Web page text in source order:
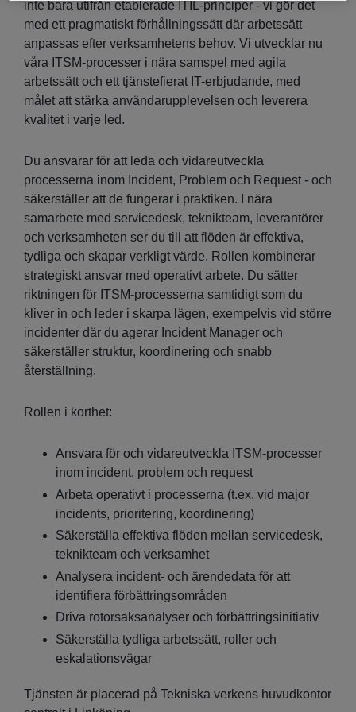
inte bara utifrån etablerade ITIL-principer - vi gör det
med ett pragmatiskt förhållningssätt där arbetssätt
anpassas efter verksamhetens behov. Vi utvecklar nu
våra ITSM-processer i nära samspel med agila
arbetssätt och ett tjänstefierat IT-erbjudande, med
målet att stärka användarupplevelsen och leverera
kvalitet i varje led.
Du ansvarar för att leda och vidareutveckla
processerna inom Incident, Problem och Request - och
säkerställer att de fungerar i praktiken. I nära
samarbete med servicedesk, teknikteam, leverantörer
och verksamheten ser du till att flöden är effektiva,
tydliga och skapar verkligt värde. Rollen kombinerar
strategiskt ansvar med operativt arbete. Du sätter
riktningen för ITSM-processerna samtidigt som du
kliver in och leder i skarpa lägen, exempelvis vid större
incidenter där du agerar Incident Manager och
säkerställer struktur, koordinering och snabb
återställning.
Rollen i korthet:
Ansvara för och vidareutveckla ITSM-processer
inom incident, problem och request
Arbeta operativt i processerna (t.ex. vid major
incidents, prioritering, koordinering)
Säkerställa effektiva flöden mellan servicedesk,
teknikteam och verksamhet
Analysera incident- och ärendedata för att
identifiera förbättringsområden
Driva rotorsaksanalyser och förbättringsinitiativ
Säkerställa tydliga arbetssätt, roller och
eskalationsvägar
Tjänsten är placerad på Tekniska verkens huvudkontor